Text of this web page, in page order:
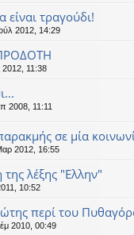
τραγούδι!
2012, 14:29
2012, 11:38
2008, 11:11
σε μία
2012, 16:55
λέξης "Ελλην"
10:52
περί του
2010, 00:49